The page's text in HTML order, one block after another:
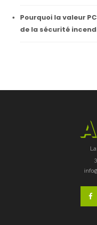
Pourquoi la valeur
de la sécurité